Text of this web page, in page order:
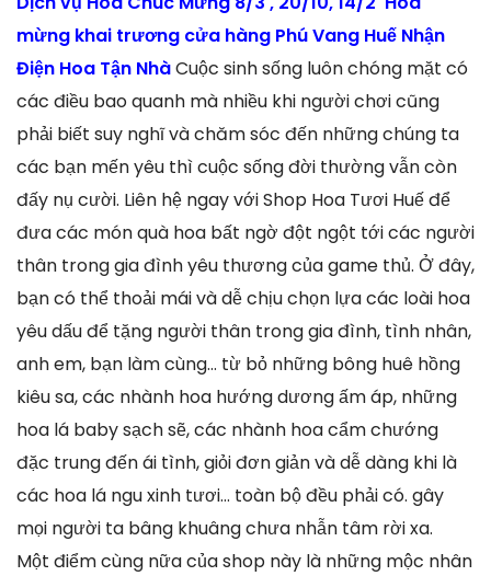
mừng khai trương cửa hàng Phú Vang Huế Nhận
Điện Hoa Tận NhàCuộc sinh sống luôn chóng mặt có
các điều bao quanh mà nhiều khi người chơi cũng
phải biết suy nghĩ và chăm sóc đến những chúng ta
các bạn mến yêu thì cuộc sống đời thường vẫn còn
đấy nụ cười. Liên hệ ngay với Shop Hoa Tươi Huế để
đưa các món quà hoa bất ngờ đột ngột tới các người
thân trong gia đình yêu thương của game thủ. Ở đây,
bạn có thể thoải mái và dễ chịu chọn lựa các loài hoa
yêu dấu để tặng người thân trong gia đình, tình nhân,
anh em, bạn làm cùng… từ bỏ những bông huê hồng
kiêu sa, các nhành hoa hướng dương ấm áp, những
hoa lá baby sạch sẽ, các nhành hoa cẩm chướng
đặc trung đến ái tình, giỏi đơn giản và dễ dàng khi là
các hoa lá ngu xinh tươi… toàn bộ đều phải có. gây
mọi người ta bâng khuâng chưa nhẫn tâm rời xa.
Một điểm cùng nữa của shop này là những mộc nhân